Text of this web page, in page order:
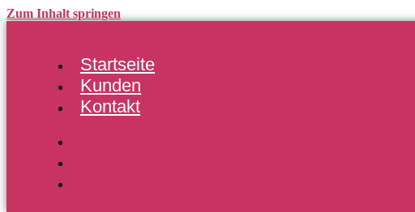
Zum Inhalt springen
Startseite
Kunden
Kontakt